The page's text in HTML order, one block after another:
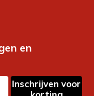
en
Inschrijven voor